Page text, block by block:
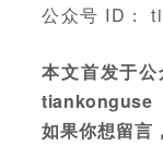
公众号 ID：
本文首发于公
tiankonguse
如果你想留言